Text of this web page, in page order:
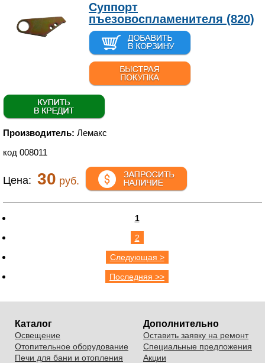
Суппорт
пъезовоспламенителя (820)
Производитель: Лемакс
код 008011
Цена: 30 руб.
1
2
Следующая >
Последняя >>
Каталог
Освещение
Отопительное оборудование
Печи для бани и отопления
Дополнительно
Оставить заявку на ремонт
Специальные предложения
Акции